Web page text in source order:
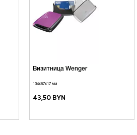
Визитница Wenger
104x67x17 мм
43,50 BYN